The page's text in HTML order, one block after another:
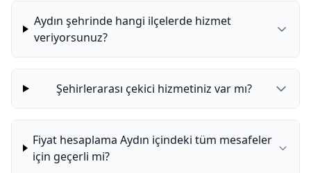
Aydın şehrinde hangi ilçelerde hizmet
veriyorsunuz?
Şehirlerarası çekici hizmetiniz var mı?
Fiyat hesaplama Aydın içindeki tüm mesafeler
için geçerli mi?